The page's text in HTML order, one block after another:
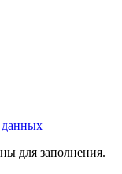
данных
для заполнения.